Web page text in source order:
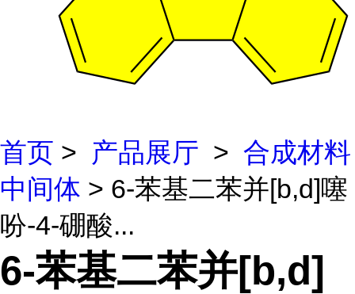
首页 > 产品展厅 > 合成材料
中间体 > 6-苯基二苯并[b,d]噻
吩-4-硼酸...
6-苯基二苯并[b,d]